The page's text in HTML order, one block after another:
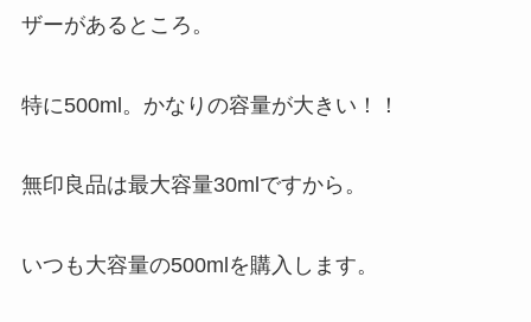
ザーがあるところ。
特に500ml。かなりの容量が大きい！！
無印良品は最大容量30mlですから。
いつも大容量の500mlを購入します。